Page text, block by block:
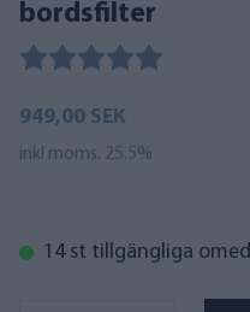
bordsfilter
949,00 SEK
inkl moms. 25.5%
14 st tillgängliga